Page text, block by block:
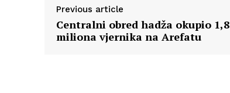
Previous article
Centralni obred hadža okupio 1,8
miliona vjernika na Arefatu